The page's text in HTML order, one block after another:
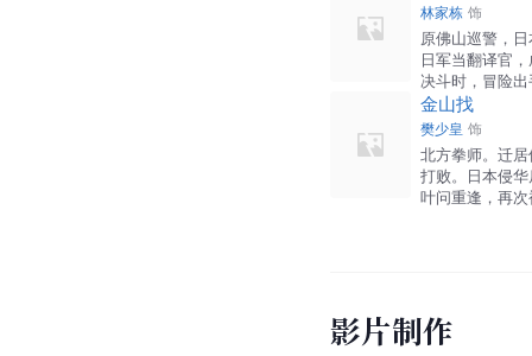
林家栋 饰
原佛山巡警，
日军当翻译官
决斗时，冒险
金山找
樊少皇 饰
北方拳师。迁
打败。日本侵
叶问重逢，再
影片制作